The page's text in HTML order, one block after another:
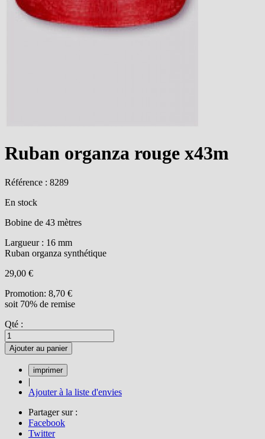
Ruban organza rouge x43m
Référence : 8289
En stock
Bobine de 43 mètres
Largueur : 16 mm
Ruban organza synthétique
29,00 €
Promotion: 8,70 €
soit 70% de remise
Qté :
Ajouter au panier
|
Ajouter à la liste d'envies
Partager sur :
Facebook
Twitter